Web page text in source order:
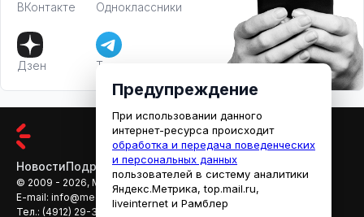
ВКонтакте Одноклассники
Дзен Телеграм
НовостиПодробностиАфишаКино
© 2009 - 2026, МЕДИАРЯЗАНЬ
E-mail: info@mediaryazan.ru
reklama@mediaryazan.ru
Тел.: (4912) 29-33-66
Предупреждение
При использовании данного
интернет-ресурса происходит
обработка и передача поведенческих
и персональных данных
пользователей в систему аналитики
Яндекс.Метрика, top.mail.ru,
liveinternet и Рамблер